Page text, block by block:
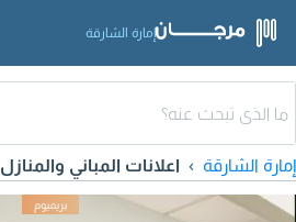
إمارة الشارقة
إمارة الشارقة اعلانات المباني والمنازل